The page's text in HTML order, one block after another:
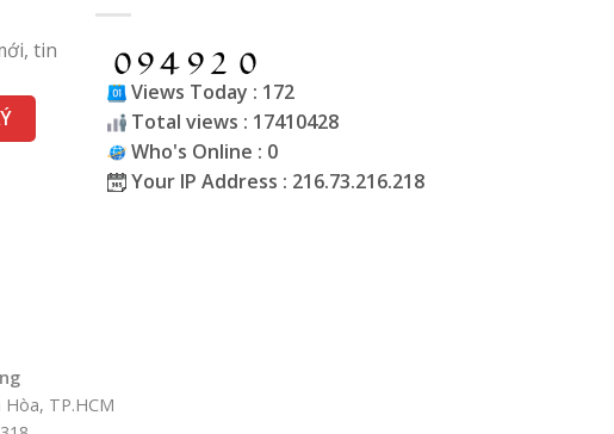
tin
Views Today : 172
Total views : 17410428
Who's Online : 0
Your IP Address : 216.73.216.218
TP.HCM